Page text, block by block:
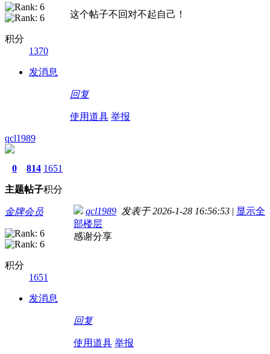
积分
1370
发消息
这个帖子不回对不起自己！
回复
使用道具 举报
qcl1989
0
主题
814
帖子
1651
积分
金牌会员
积分
1651
发消息
qcl1989 发表于 2026-1-28 16:56:53 | 显示全
部楼层
感谢分享
回复
使用道具 举报